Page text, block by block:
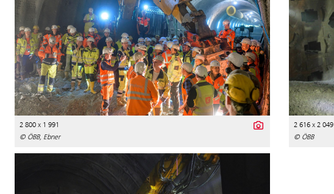
2 800 x 1 991
© ÖBB, Ebner
2 616 x 2 049
© ÖBB